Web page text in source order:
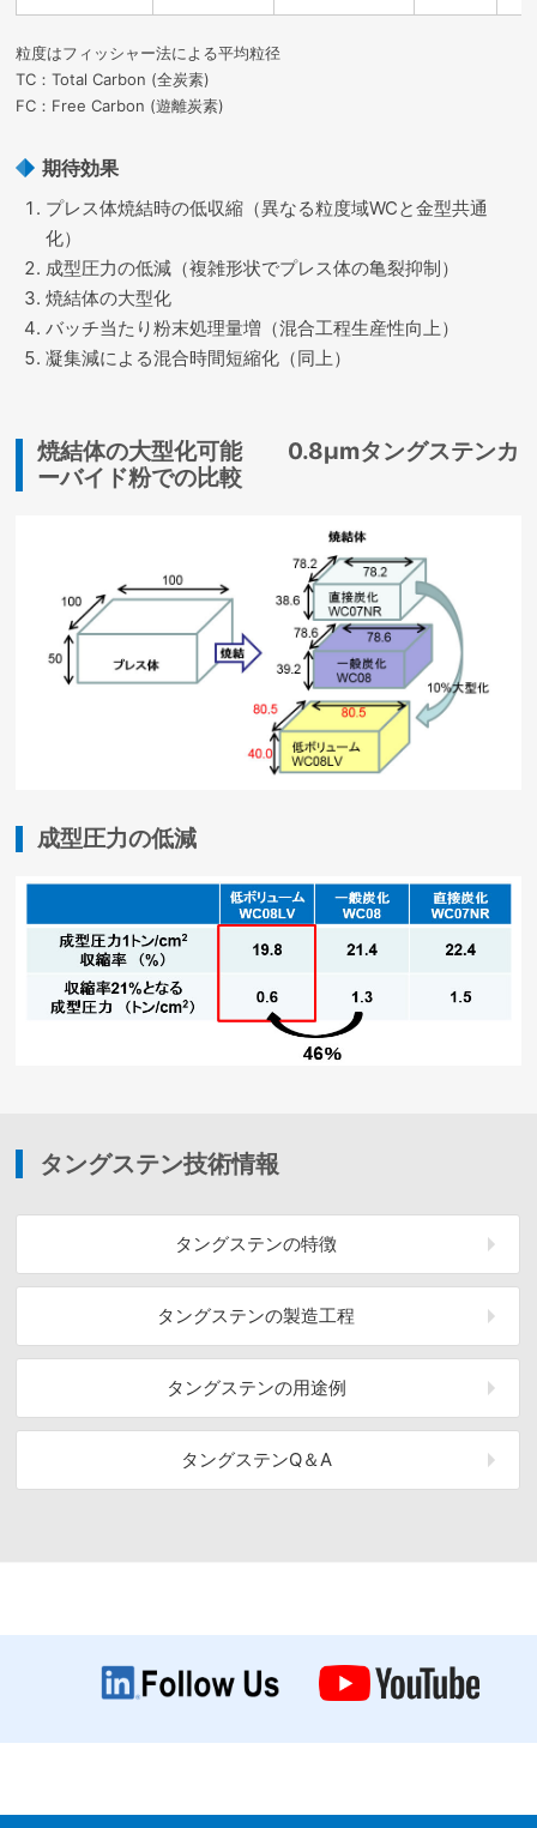
粒度はフィッシャー法による平均粒径
TC：Total Carbon (全炭素)
FC：Free Carbon (遊離炭素)
期待効果
プレス体焼結時の低収縮（異なる粒度域WCと金型共通
化）
成型圧力の低減（複雑形状でプレス体の亀裂抑制）
焼結体の大型化
バッチ当たり粉末処理量増（混合工程生産性向上）
凝集減による混合時間短縮化（同上）
焼結体の大型化可能 0.8μmタングステンカ
ーバイド粉での比較
成型圧力の低減
タングステン技術情報
タングステンの特徴
タングステンの製造工程
タングステンの用途例
タングステンQ＆A